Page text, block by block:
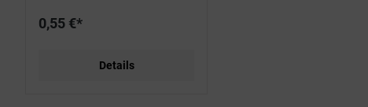
0,55 €*
Details